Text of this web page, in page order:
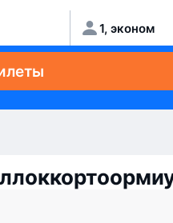
1, эконом